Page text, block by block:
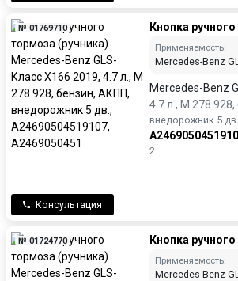
№ 01769710 Кнопка
Применяемость:
Mercedes-Benz
Mercedes-Benz
4.7 л., M
внедорожник 5 дв.
2
Консультация
№ 01724770 Кнопка
Применяемость:
Mercedes-Benz